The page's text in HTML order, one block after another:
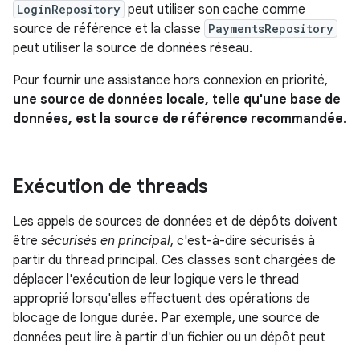
LoginRepository peut utiliser son cache comme
source de référence et la classe PaymentsRepository
peut utiliser la source de données réseau.
Pour fournir une assistance hors connexion en priorité,
une source de données locale, telle qu'une base de
données, est la source de référence recommandée.
Exécution de threads
Les appels de sources de données et de dépôts doivent
être sécurisés en principal, c'est-à-dire sécurisés à
partir du thread principal. Ces classes sont chargées de
déplacer l'exécution de leur logique vers le thread
approprié lorsqu'elles effectuent des opérations de
blocage de longue durée. Par exemple, une source de
données peut lire à partir d'un fichier ou un dépôt peut